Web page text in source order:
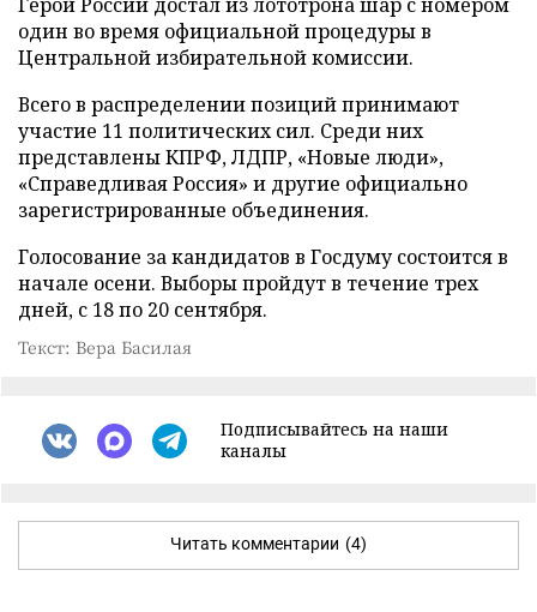
один во время официальной процедуры в
Центральной избирательной комиссии.
Всего в распределении позиций принимают
участие 11 политических сил. Среди них
представлены КПРФ, ЛДПР, «Новые люди»,
«Справедливая Россия» и другие официально
зарегистрированные объединения.
Голосование за кандидатов в Госдуму состоится в
начале осени. Выборы пройдут в течение трех
дней, с 18 по 20 сентября.
Текст: Вера Басилая
Подписывайтесь на наши
каналы
Читать комментарии (4)